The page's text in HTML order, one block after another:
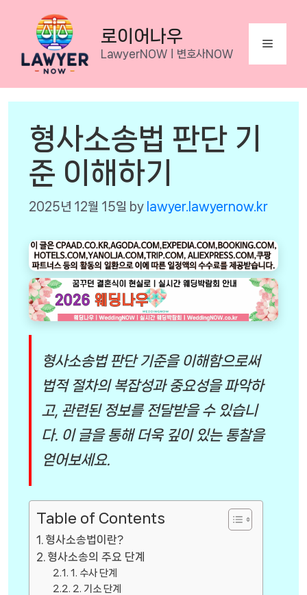
content
로이어나우
LawyerNOWㅣ변호사NOW
Menu
형사소송법 판단 기
준 이해하기
2025년 12월 15일 by lawyer.lawyernow.kr
형사소송법 판단 기준을 이해함으로써
법적 절차의 복잡성과 중요성을 파악하
고, 관련된 정보를 전달받을 수 있습니
다. 이 글을 통해 더욱 깊이 있는 통찰을
얻어보세요.
Table of Contents
형사소송법이란?
형사소송의 주요 단계
1. 수사 단계
2. 기소 단계